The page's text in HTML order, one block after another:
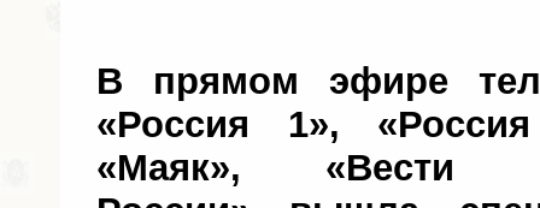
Советники Председателя ГС РК
Управление делами ГС РК
Поиск депутата по округу
Схема
Статистика
В прямом эфире
«Россия 1»,
«Маяк»,